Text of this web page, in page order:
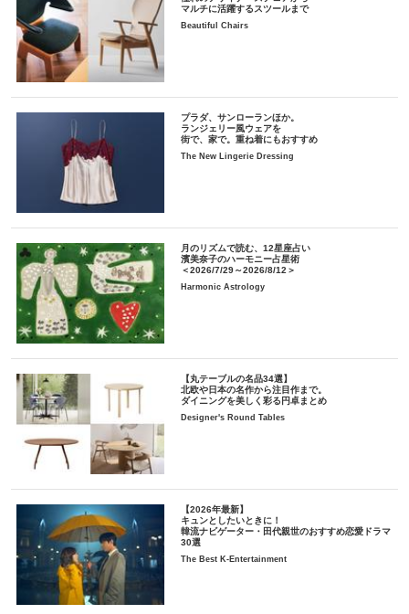
マルチに活躍するスツールまで
Beautiful Chairs
プラダ、サンローランほか。
ランジェリー風ウェアを
街で、家で。重ね着にもおすすめ
The New Lingerie Dressing
月のリズムで読む、12星座占い
濱美奈子のハーモニー占星術
＜2026/7/29～2026/8/12＞
Harmonic Astrology
【丸テーブルの名品34選】
北欧や日本の名作から注目作まで。
ダイニングを美しく彩る円卓まとめ
Designer's Round Tables
【2026年最新】
キュンとしたいときに！
韓流ナビゲーター・田代親世のおすすめ恋愛ドラマ
30選
The Best K-Entertainment